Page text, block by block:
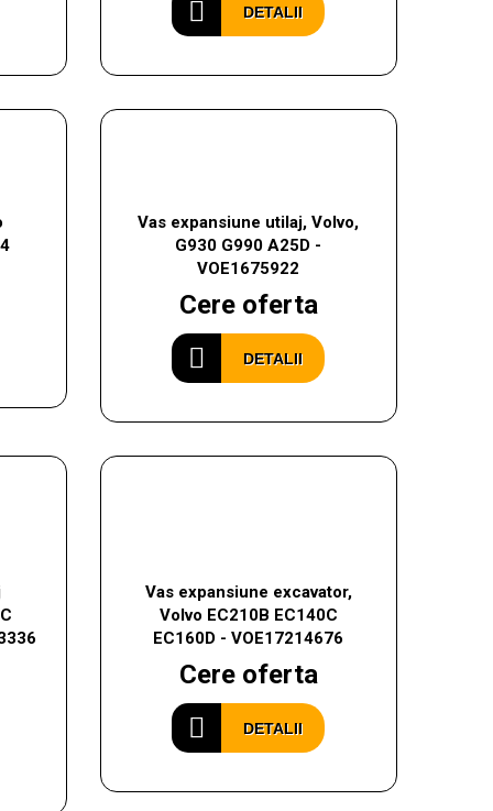
DETALII
Vas expansiune utilaj, Volvo,
G930 G990 A25D -
VOE1675922
Cere oferta
DETALII
Vas expansiune excavator,
Volvo EC210B EC140C
EC160D - VOE17214676
Cere oferta
DETALII